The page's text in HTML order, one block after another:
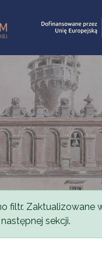
filtr. Zaktualizowane
sekcji.